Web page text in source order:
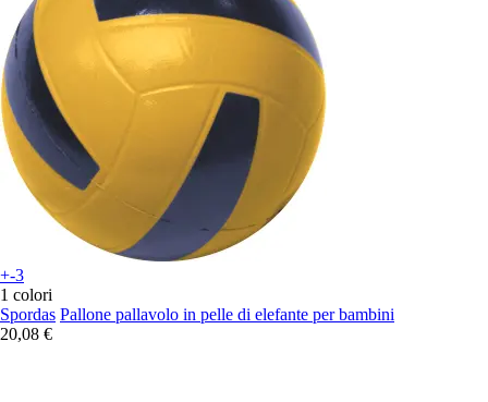
+-3
1 colori
Spordas Pallone pallavolo in pelle di elefante per bambini
20,08 €